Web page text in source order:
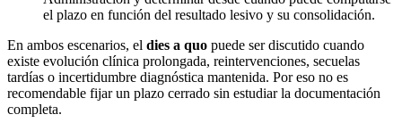
el plazo en función del resultado lesivo y su consolidación.
En ambos escenarios, el dies a quo puede ser discutido cuando
existe evolución clínica prolongada, reintervenciones, secuelas
tardías o incertidumbre diagnóstica mantenida. Por eso no es
recomendable fijar un plazo cerrado sin estudiar la documentación
completa.